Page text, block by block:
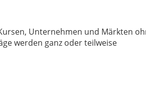
Unternehmen und Märkten
werden ganz oder teilweise